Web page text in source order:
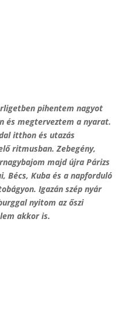
pihentem nagyot
és megterveztem a nyarat.
itthon és utazás
ritmusban. Zebegény,
majd újra Párizs
Bécs, Kuba és a napforduló
Igazán szép nyár
nyitom az őszi
akkor is.